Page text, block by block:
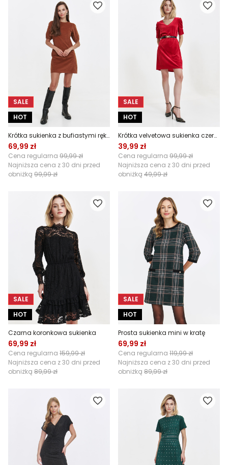
SALE
HOT
Krótka sukienka z bufiastymi rękawami
69,99 zł
Cena regularna 99,99 zł
Najniższa cena z 30 dni przed
obniżką 99,99 zł
SALE
HOT
Krótka velvetowa sukienka czerwona
39,99 zł
Cena regularna 99,99 zł
Najniższa cena z 30 dni przed
obniżką 49,99 zł
SALE
HOT
Czarna koronkowa sukienka
69,99 zł
Cena regularna 159,99 zł
Najniższa cena z 30 dni przed
obniżką 89,99 zł
SALE
HOT
Prosta sukienka mini w kratę
69,99 zł
Cena regularna 119,99 zł
Najniższa cena z 30 dni przed
obniżką 89,99 zł